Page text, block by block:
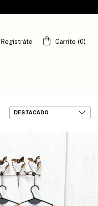
Registráte Carrito (0)